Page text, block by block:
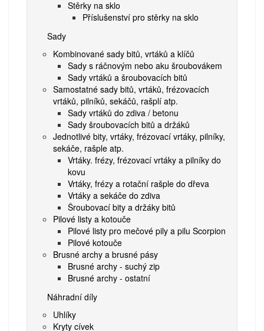
Stěrky na sklo
Příslušenství pro stěrky na sklo
Sady
Kombinované sady bitů, vrtáků a klíčů
Sady s ráčnovým nebo aku šroubovákem
Sady vrtáků a šroubovacích bitů
Samostatné sady bitů, vrtáků, frézovacích
vrtáků, pilníků, sekáčů, rašplí atp.
Sady vrtáků do zdiva / betonu
Sady šroubovacích bitů a držáků
Jednotlivé bity, vrtáky, frézovací vrtáky, pilníky,
sekáče, rašple atp.
Vrtáky. frézy, frézovací vrtáky a pilníky do
kovu
Vrtáky, frézy a rotační rašple do dřeva
Vrtáky a sekáče do zdiva
Šroubovací bity a držáky bitů
Pilové listy a kotouče
Pilové listy pro mečové pily a pilu Scorpion
Pilové kotouče
Brusné archy a brusné pásy
Brusné archy - suchý zip
Brusné archy - ostatní
Náhradní díly
Uhlíky
Kryty cívek